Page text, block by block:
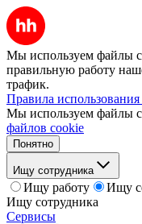
Мы используем файлы
правильную работу
трафик.
Правила
Мы используем файлы
файлов cookie
Понятно
Ищу сотрудника
Ищу работу
Ищу
Ищу сотрудника
Сервисы